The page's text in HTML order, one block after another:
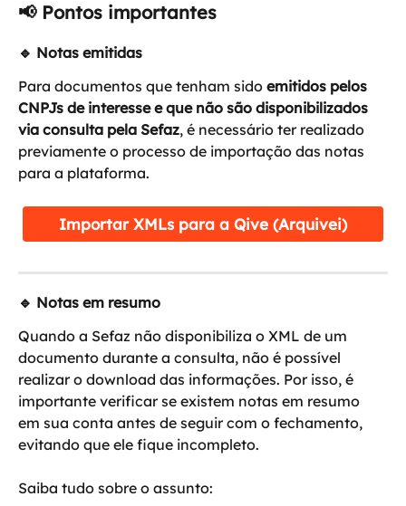
📢 Pontos importantes
🔹 Notas emitidas
Para documentos que tenham sido emitidos pelos
CNPJs de interesse e que não são disponibilizados
via consulta pela Sefaz, é necessário ter realizado
previamente o processo de importação das notas
para a plataforma.
Importar XMLs para a Qive (Arquivei)
🔹 Notas em resumo
Quando a Sefaz não disponibiliza o XML de um
documento durante a consulta, não é possível
realizar o download das informações. Por isso, é
importante verificar se existem notas em resumo
em sua conta antes de seguir com o fechamento,
evitando que ele fique incompleto.
Saiba tudo sobre o assunto: